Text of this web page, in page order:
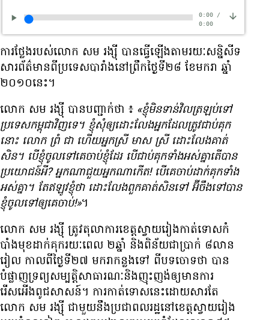
0:00/
0:00
ការ​ថ្លែង​របស់​លោក សម រង្ស៊ី បាន​ធ្វើ​ឡើង​តាម​រយៈ​សន្និសីទ​
សារព័ត៌មាន​ពី​ប្រទេស​បារាំង​នៅ​ព្រឹក​ថ្ងៃ​ទី​២៨ ខែ​មករា ឆ្នាំ​
២០១០​នេះ។
លោក សម រង្ស៊ី បាន​បញ្ជាក់​ថា ៖ «ខ្ញុំ​មិន​ទាន់​វិល​ត្រឡប់​ទៅ​
ប្រទេស​កម្ពុជា​វិញ​ទេ។ ខ្ញុំ​សុំ​ឲ្យ​ដោះ​លែង​អ្នក​ដែល​ត្រូវ​ជាប់​គុក​
នោះ លោក ព្រំ ជា ហើយ​អ្នក​ស្រី មាស ស្រី ដោះ​លែង​គាត់​
សិន។ បើ​ខ្ញុំ​ចូល​ទៅ​គេ​ចាប់​ខ្ញុំ​ដែរ បើ​ជាប់​គុក​ទាំង​អស់​គ្នា​តើ​បាន​
ប្រយោជន៍​អី? អ្នក​ណា​ជួយ​អ្នក​ណា​កើត! បើ​គេ​ចាប់​ដាក់​គុក​ទាំង​
អស់​គ្នា។ តែ​ឥឡូវ​ខ្ញុំ​ថា ដោះ​លែង​ពួក​គាត់​សិន​ទៅ អ៊ីចឹង​ទៅ​បាន​
ខ្ញុំ​ចូល​ទៅ​ឲ្យ​គេ​ចាប់!»។
លោក សម រង្ស៊ី ត្រូវ​តុលាការ​ខេត្ត​ស្វាយរៀង​កាត់​ទោស​កំ
បាំង​មុខ​ដាក់​គុក​រយៈពេល ២​ឆ្នាំ និង​ពិន័យ​ជា​ប្រាក់ ៨​លាន​
រៀល កាល​ពី​ថ្ងៃ​ទី​២៧ មករា​កន្លង​ទៅ ពី​បទ​ចោទ​ថា បាន​
បំផ្លាញ​ទ្រព្យ​សម្បត្តិ​សាធារណៈ​និង​ញុះញង់​ឲ្យ​មាន​ការ​
រើសអើង​ពូជ​សាសន៍។ ការ​កាត់​ទោស​នេះ​ដោយសារ​តែ​
លោក សម រង្ស៊ី ជាមួយ​នឹង​ប្រជាពលរដ្ឋ​នៅ​ខេត្ត​ស្វាយ​រៀង​